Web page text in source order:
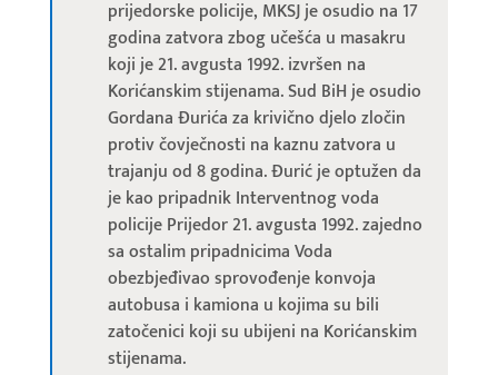
prijedorske policije, MKSJ je osudio na 17
godina zatvora zbog učešća u masakru
koji je 21. avgusta 1992. izvršen na
Korićanskim stijenama. Sud BiH je osudio
Gordana Đurića za krivično djelo zločin
protiv čovječnosti na kaznu zatvora u
trajanju od 8 godina. Đurić je optužen da
je kao pripadnik Interventnog voda
policije Prijedor 21. avgusta 1992. zajedno
sa ostalim pripadnicima Voda
obezbjeđivao sprovođenje konvoja
autobusa i kamiona u kojima su bili
zatočenici koji su ubijeni na Korićanskim
stijenama.